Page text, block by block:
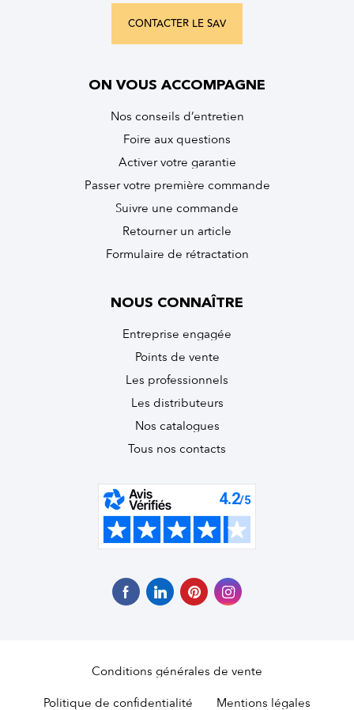
CONTACTER LE SAV
ON VOUS ACCOMPAGNE
Nos conseils d’entretien
Foire aux questions
Activer votre garantie
Passer votre première commande
Suivre une commande
Retourner un article
Formulaire de rétractation
NOUS CONNAÎTRE
Entreprise engagée
Points de vente
Les professionnels
Les distributeurs
Nos catalogues
Tous nos contacts
Conditions générales de vente
Politique de confidentialité Mentions légales